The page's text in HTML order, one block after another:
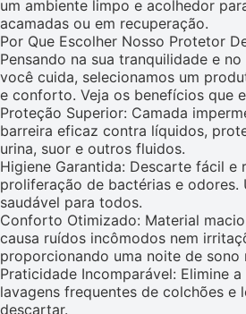
um ambiente limpo e acolhedor
acamadas ou em recuperação.
Por Que Escolher Nosso Protetor
Pensando na sua tranquilidade e
você cuida, selecionamos um
e conforto. Veja os benefícios que
Proteção Superior: Camada
barreira eficaz contra líquidos,
urina, suor e outros fluidos.
Higiene Garantida: Descarte fácil e
proliferação de bactérias e odores.
saudável para todos.
Conforto Otimizado: Material
causa ruídos incômodos nem
proporcionando uma noite de sono
Praticidade Incomparável: Elimine
lavagens frequentes de colchões e
descartar.